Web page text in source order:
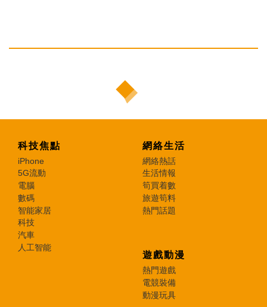
科技焦點
iPhone
5G流動
電腦
數碼
智能家居
科技
汽車
人工智能
網絡生活
網絡熱話
生活情報
筍買着數
旅遊筍料
熱門話題
遊戲動漫
熱門遊戲
電競裝備
動漫玩具